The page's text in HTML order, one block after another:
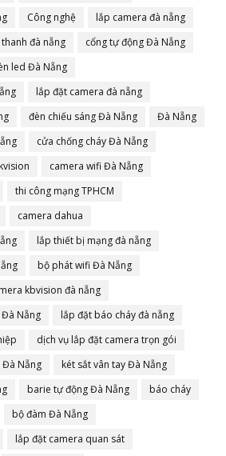
Công nghệ
lắp camera đà nẵng
đà nẵng
cổng tự động Đà Nẵng
led Đà Nẵng
lắp đặt camera đà nẵng
đèn chiếu sáng Đà Nẵng
Đà Nẵng
cửa chống cháy Đà Nẵng
camera wifi Đà Nẵng
thi công mạng TPHCM
camera dahua
lắp thiết bị mạng đà nẵng
bộ phát wifi Đà Nẵng
kbvision đà nẵng
Nẵng
lắp đặt báo cháy đà nẵng
dịch vụ lắp đặt camera trọn gói
Đà Nẵng
két sắt vân tay Đà Nẵng
barie tự động Đà Nẵng
báo cháy
bộ đàm Đà Nẵng
lắp đặt camera quan sát